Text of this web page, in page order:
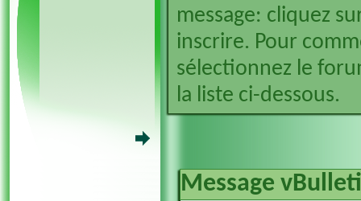
message: cliquez
inscrire. Pour
sélectionnez le
la liste ci-dessous.
Message